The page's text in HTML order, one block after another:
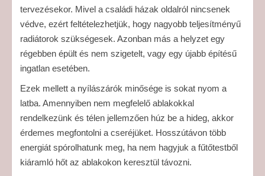
tervezésekor. Mivel a családi házak oldalról nincsenek
védve, ezért feltételezhetjük, hogy nagyobb teljesítményű
radiátorok szükségesek. Azonban más a helyzet egy
régebben épült és nem szigetelt, vagy egy újabb építésű
ingatlan esetében.
Ezek mellett a nyílászárók minősége is sokat nyom a
latba. Amennyiben nem megfelelő ablakokkal
rendelkezünk és télen jellemzően húz be a hideg, akkor
érdemes megfontolni a cseréjüket. Hosszútávon több
energiát spórolhatunk meg, ha nem hagyjuk a fűtőtestből
kiáramló hőt az ablakokon keresztül távozni.